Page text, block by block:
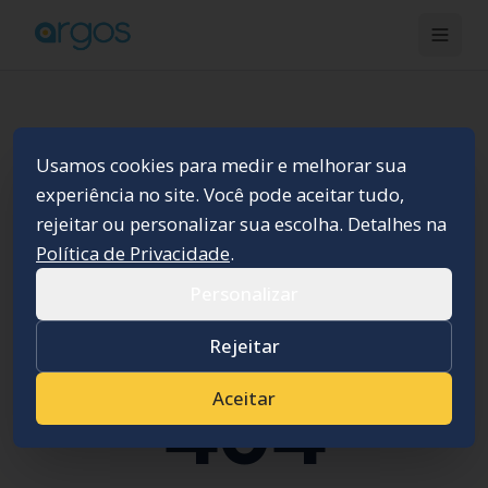
404
Usamos cookies para medir e melhorar sua
experiência no site. Você pode aceitar tudo,
rejeitar ou personalizar sua escolha. Detalhes na
Política de Privacidade.
Rejeitar
Aceitar